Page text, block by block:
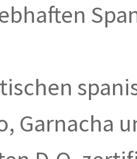
Garnacha